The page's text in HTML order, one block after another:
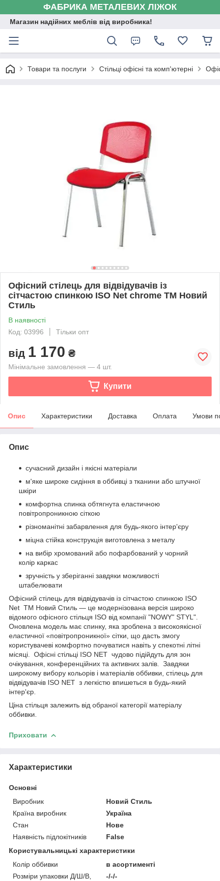
ФАБРИКА МЕТАЛЕВИХ ЛІЖОК
Магазин надійних меблів від виробника!
Товари та послуги Стільці офісні та комп'ютерні
Офісний стілець для відвідувачів із
сітчастою спинкою ISO Net chrome ТМ Новий
Стиль
В наявності
Код: 03996
Тільки опт
від 1 170 ₴
Мінімальне замовлення — 4 шт.
Купити
Опис Характеристики Доставка Оплата Умови
Опис
сучасний дизайн і якісні матеріали
м'яке широке сидіння в оббивці з тканини або штучної
шкіри
комфортна спинка обтягнута еластичною
повітропроникною сіткою
різноманітні забарвлення для будь-якого інтер'єру
міцна стійка конструкція виготовлена з металу
на вибір хромований або пофарбований у чорний
колір каркас
зручність у зберіганні завдяки можливості
штабелювати
Офісний стілець для відвідувачів із сітчастою спинкою ISO
Net ТМ Новий Стиль — це модернізована версія широко
відомого офісного стільця ISO від компанії "NOWY" STYL".
Оновлена модель має спинку, яка зроблена з високоякісної
еластичної «повітропроникної» сітки, що дасть змогу
користувачеві комфортно почуватися навіть у спекотні літні
місяці. Офісні стільці ISO NET чудово підійдуть для зон
очікування, конференційних та активних залів. Завдяки
широкому вибору кольорів і матеріалів оббивки, стілець для
відвідувачів ISO NET з легкістю впишеться в будь-який
інтер'єр.
Ціна стільця залежить від обраної категорії матеріалу
оббивки.
Приховати
Характеристики
Основні
Виробник
Новий Стиль
Країна виробник
Україна
Стан
Нове
Наявність підлокітників
False
Користувальницькі характеристики
Колір оббивки
в асортименті
Розміри упаковки Д/Ш/В,
-/-/-